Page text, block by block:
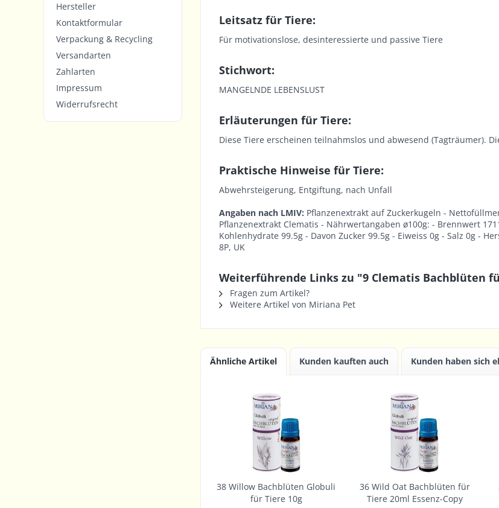
Hersteller
Kontaktformular
Verpackung & Recycling
Versandarten
Zahlarten
Impressum
Widerrufsrecht
Leitsatz für Tiere:
Für motivationslose, desinteressierte und passive Tiere
Stichwort:
MANGELNDE LEBENSLUST
Erläuterungen für Tiere:
Diese Tiere erscheinen teilnahmslos und abwesend (Tagträumer).
Praktische Hinweise für Tiere:
Abwehrsteigerung, Entgiftung, nach Unfall
Angaben nach LMIV: Pflanzenextrakt auf Zuckerkugeln -
Pflanzenextrakt Clematis - Nährwertangaben ø100g: - Brennwert
Kohlenhydrate 99.5g - Davon Zucker 99.5g - Eiweiss 0g - Salz 0g -
8P, UK
Weiterführende Links zu "9 Clematis Bachblüten
Fragen zum Artikel?
Weitere Artikel von Miriana Pet
Ähnliche Artikel Kunden kauften auch Kunden haben sich
38 Willow Bachblüten Globuli
für Tiere 10g
36 Wild Oat Bachblüten für
Tiere 20ml Essenz-Copy